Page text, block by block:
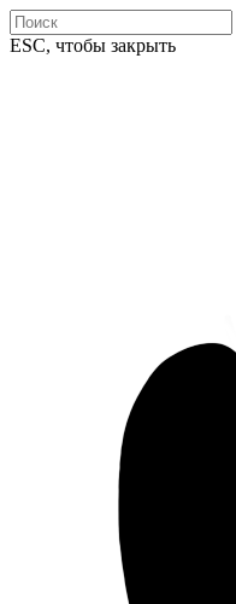
ESC, чтобы закрыть